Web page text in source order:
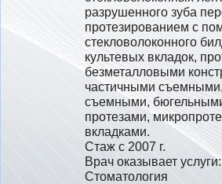
разрушенного зуба
протезированием с
стекловолоконного
культевых вкладок,
безметалловыми
частичными
съемными,
протезами,
вкладками.
Стаж с 2007 г.
Врач оказывает
Стоматология